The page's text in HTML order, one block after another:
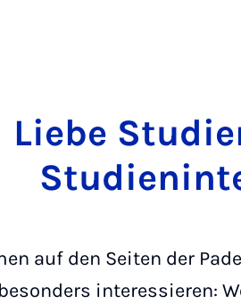
Liebe
auf den Seiten der
interessieren: